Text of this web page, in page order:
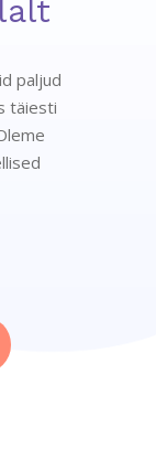
paljud
täiesti